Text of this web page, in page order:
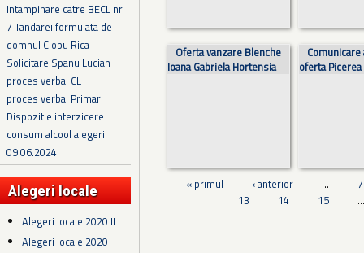
Intampinare catre BECL nr.
7 Tandarei formulata de
domnul Ciobu Rica
Solicitare Spanu Lucian
proces verbal CL
proces verbal Primar
Dispozitie interzicere
consum alcool alegeri
09.06.2024
Alegeri locale
Alegeri locale 2020 II
Alegeri locale 2020
Oferta vanzare Blenche
Ioana Gabriela Hortensia
oferta
« primul ‹ anterior …
7
13
14 15 …